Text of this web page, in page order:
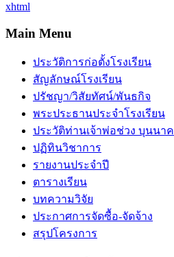
xhtml
Main Menu
ประวัติการก่อตั้งโรงเรียน
สัญลักษณ์โรงเรียน
ปรัชญา/วิสัยทัศน์/พันธกิจ
พระประธานประจำโรงเรียน
ประวัติท่านเจ้าพ่อช่วง บุนนาค
ปฏิทินวิชาการ
รายงานประจำปี
ตารางเรียน
บทความวิจัย
ประกาศการจัดซื้อ-จัดจ้าง
สรุปโครงการ